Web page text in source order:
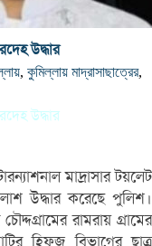
উদ্ধার
, কুমিল্লায় মাদ্রাসাছাত্রের,
উদ্ধার
মাদ্রাসার টয়লেট
উদ্ধার করেছে পুলিশ।
রামরায় গ্রামের
হিফজ বিভাগের ছাত্র